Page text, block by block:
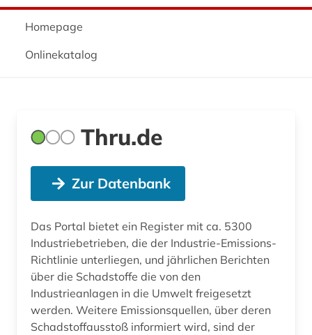
Homepage
Onlinekatalog
Thru.de
Zur Datenbank
Das Portal bietet ein Register mit ca. 5300
Industriebetrieben, die der Industrie-Emissions-
Richtlinie unterliegen, und jährlichen Berichten
über die Schadstoffe die von den
Industrieanlagen in die Umwelt freigesetzt
werden. Weitere Emissionsquellen, über deren
Schadstoffausstoß informiert wird, sind der